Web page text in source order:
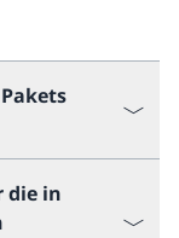
die in